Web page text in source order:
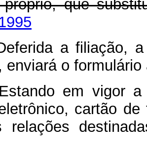
próprio, que
a filiação,
enviará o
em vigor a
cartão
relações